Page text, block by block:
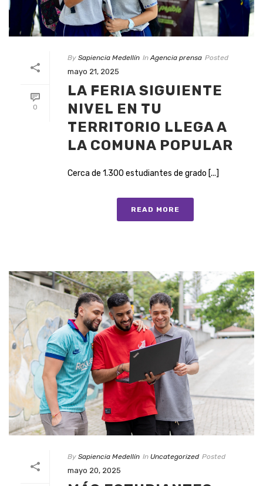
0
By Sapiencia Medellín In Agencia prensa Posted
mayo 21, 2025
LA FERIA SIGUIENTE
NIVEL EN TU
TERRITORIO LLEGA A
LA COMUNA POPULAR
Cerca de 1.300 estudiantes de grado [...]
READ MORE
By Sapiencia Medellín In Uncategorized Posted
mayo 20, 2025